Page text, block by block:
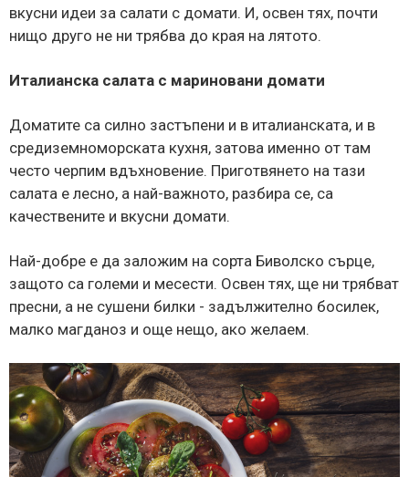
вкусни идеи за салати с домати. И, освен тях, почти
нищо друго не ни трябва до края на лятото.
Италианска салата с мариновани домати
Доматите са силно застъпени и в италианската, и в
средиземноморската кухня, затова именно от там
често черпим вдъхновение. Приготвянето на тази
салата е лесно, а най-важното, разбира се, са
качествените и вкусни домати.
Най-добре е да заложим на сорта Биволско сърце,
защото са големи и месести. Освен тях, ще ни трябват
пресни, а не сушени билки - задължително босилек,
малко магданоз и още нещо, ако желаем.